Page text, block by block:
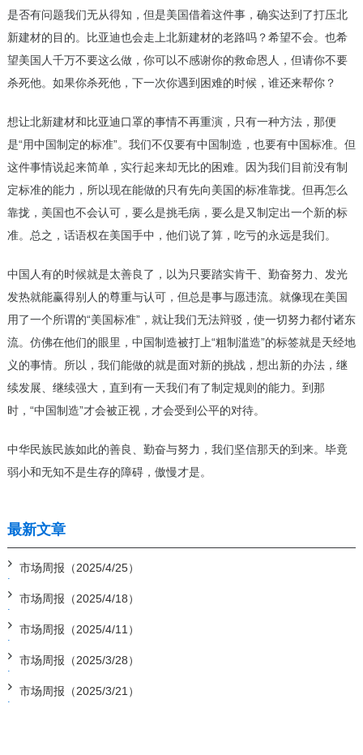
是否有问题我们无从得知，但是美国借着这件事，确实达到了打压北
新建材的目的。比亚迪也会走上北新建材的老路吗？希望不会。也希
望美国人千万不要这么做，你可以不感谢你的救命恩人，但请你不要
杀死他。如果你杀死他，下一次你遇到困难的时候，谁还来帮你？
想让北新建材和比亚迪口罩的事情不再重演，只有一种方法，那便
是“用中国制定的标准”。我们不仅要有中国制造，也要有中国标准。但
这件事情说起来简单，实行起来却无比的困难。因为我们目前没有制
定标准的能力，所以现在能做的只有先向美国的标准靠拢。但再怎么
靠拢，美国也不会认可，要么是挑毛病，要么是又制定出一个新的标
准。总之，话语权在美国手中，他们说了算，吃亏的永远是我们。
中国人有的时候就是太善良了，以为只要踏实肯干、勤奋努力、发光
发热就能赢得别人的尊重与认可，但总是事与愿违流。就像现在美国
用了一个所谓的“美国标准”，就让我们无法辩驳，使一切努力都付诸东
流。仿佛在他们的眼里，中国制造被打上“粗制滥造”的标签就是天经地
义的事情。所以，我们能做的就是面对新的挑战，想出新的办法，继
续发展、继续强大，直到有一天我们有了制定规则的能力。到那
时，“中国制造”才会被正视，才会受到公平的对待。
中华民族民族如此的善良、勤奋与努力，我们坚信那天的到来。毕竟
弱小和无知不是生存的障碍，傲慢才是。
最新文章
市场周报（2025/4/25）
市场周报（2025/4/18）
市场周报（2025/4/11）
市场周报（2025/3/28）
市场周报（2025/3/21）